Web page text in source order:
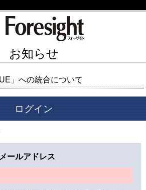
お知らせ
」への統合について
ログイン
ールアドレス